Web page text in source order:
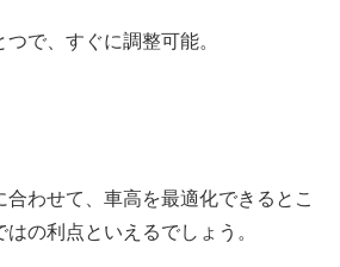
で、すぐに調整可能。
わせて、車高を最適化できるとこ
の利点といえるでしょう。